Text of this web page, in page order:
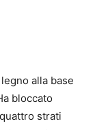
alla base
bloccato
strati